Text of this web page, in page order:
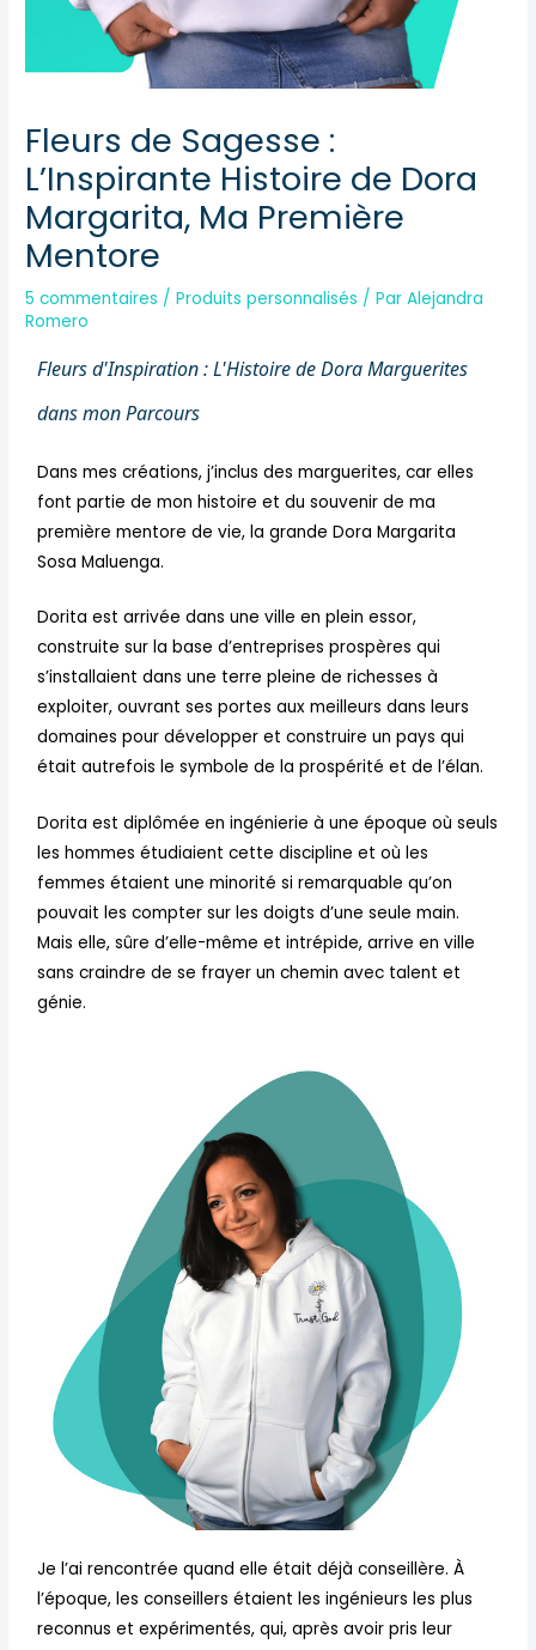
Fleurs de Sagesse :
L’Inspirante Histoire de Dora
Margarita, Ma Première
Mentore
5 commentaires /Produits personnalisés / ParAlejandra
Romero
Fleurs d'Inspiration : L'Histoire de Dora Marguerites
dans mon Parcours
Dans mes créations, j’inclus des marguerites, car elles
font partie de mon histoire et du souvenir de ma
première mentore de vie, la grande Dora Margarita
Sosa Maluenga.
Dorita est arrivée dans une ville en plein essor,
construite sur la base d’entreprises prospères qui
s’installaient dans une terre pleine de richesses à
exploiter, ouvrant ses portes aux meilleurs dans leurs
domaines pour développer et construire un pays qui
était autrefois le symbole de la prospérité et de l’élan.
Dorita est diplômée en ingénierie à une époque où seuls
les hommes étudiaient cette discipline et où les
femmes étaient une minorité si remarquable qu’on
pouvait les compter sur les doigts d’une seule main.
Mais elle, sûre d’elle-même et intrépide, arrive en ville
sans craindre de se frayer un chemin avec talent et
génie.
Je l’ai rencontrée quand elle était déjà conseillère. À
l’époque, les conseillers étaient les ingénieurs les plus
reconnus et expérimentés, qui, après avoir pris leur